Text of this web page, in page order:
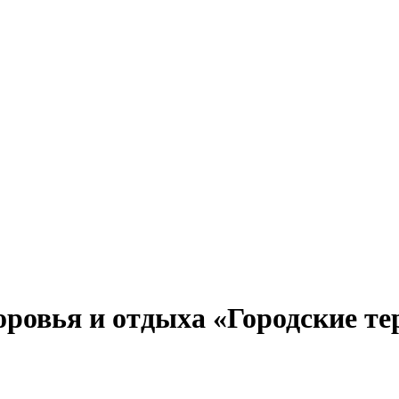
и отдыха «Городские